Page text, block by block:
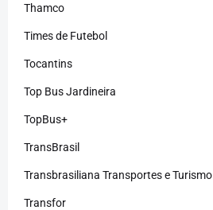
Thamco
Times de Futebol
Tocantins
Top Bus Jardineira
TopBus+
TransBrasil
Transbrasiliana Transportes e Turismo
Transfor